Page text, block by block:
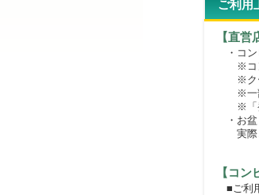
ご利用
【直営
・コン
※コン
※クー
※一部
※「発
・お盆
実際と
【コ
■ご利